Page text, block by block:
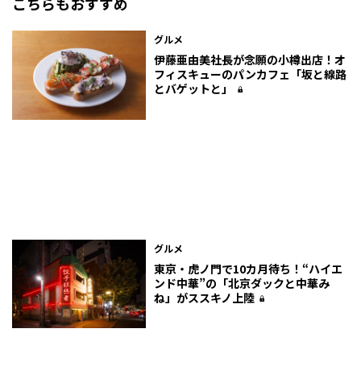
グルメ
伊藤亜由美社長が念願の小樽出店！オ
フィスキューのパンカフェ「坂と線路
とバゲットと」
グルメ
東京・虎ノ門で10カ月待ち！“ハイエ
ンド中華”の「北京ダックと中華み
ね」がススキノ上陸